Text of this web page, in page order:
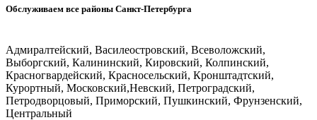
Обслуживаем все районы Санкт-Петербурга
Адмиралтейский, Василеостровский, Всеволожский,
Выборгский, Калининский, Кировский, Колпинский,
Красногвардейский, Красносельский, Кронштадтский,
Курортный, Московский,Невский, Петроградский,
Петродворцовый, Приморский, Пушкинский, Фрунзенский,
Центральный